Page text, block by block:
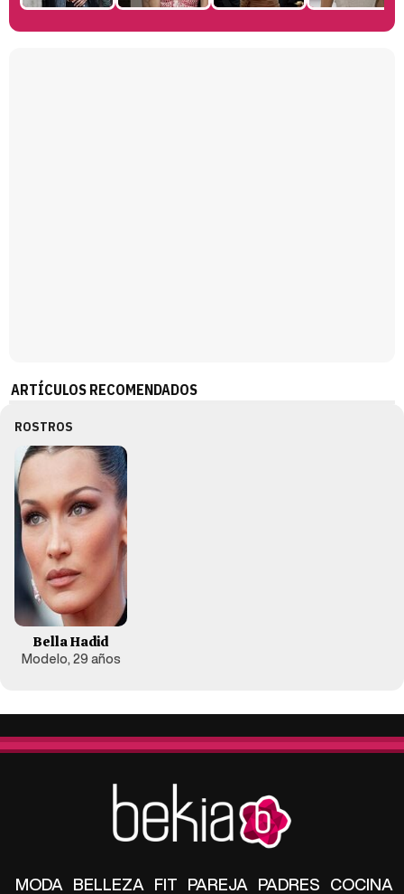
ARTÍCULOS RECOMENDADOS
ROSTROS
Bella Hadid
Modelo, 29 años
MODA BELLEZA FIT PAREJA PADRES COCINA